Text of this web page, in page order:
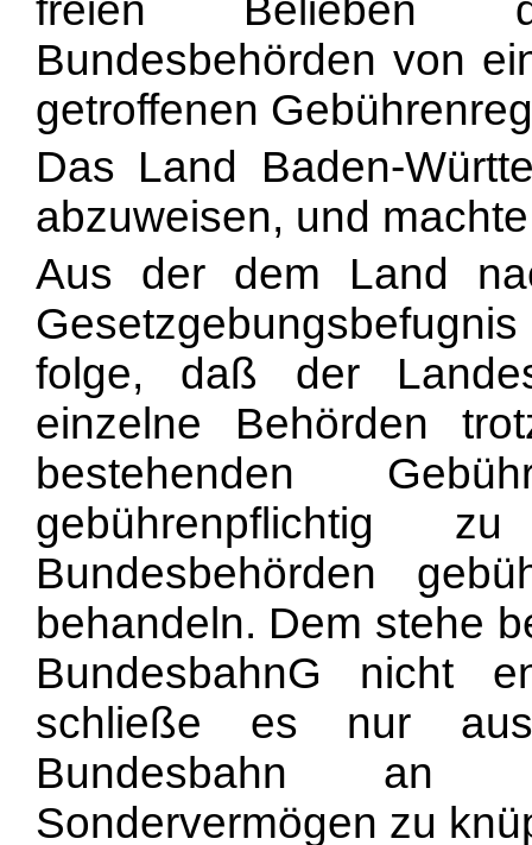
freien Belieben
Bundesbehörden von
getroffenen
Das Land Baden-
abzuweisen, und
Aus der dem Land
folge, daß der
einzelne Behörden
bestehenden
Bundesbehörden
behandeln. Dem stehe
BundesbahnG nicht
schließe es nur
Bundesbahn an
Sondervermögen zu